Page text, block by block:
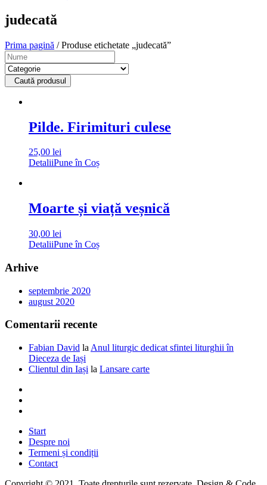
judecată
Prima pagină / Produse etichetate „judecată”
Caută produsul
Pilde. Firimituri culese
25,00 lei
DetaliiPune în Coș
Moarte și viață veșnică
30,00 lei
DetaliiPune în Coș
Arhive
septembrie 2020
august 2020
Comentarii recente
Fabian David la Anul liturgic dedicat sfintei liturghii în
Dieceza de Iași
Clientul din Iași la Lansare carte
Start
Despre noi
Termeni și condiții
Contact